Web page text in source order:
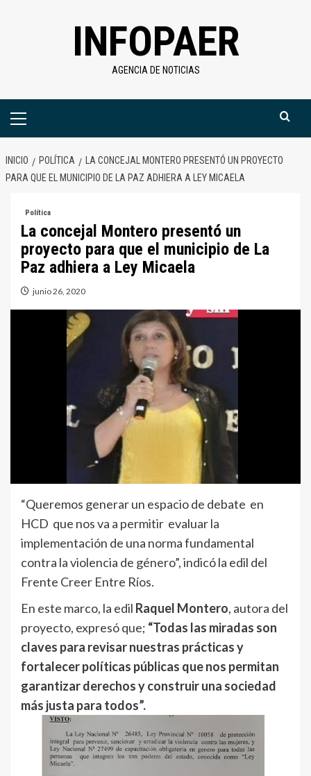
INFOPAER
AGENCIA DE NOTICIAS
Menú
INICIO POLÍTICA
LA CONCEJAL MONTERO PRESENTÓ UN PROYECTO
PARA QUE EL MUNICIPIO DE LA PAZ ADHIERA A LEY MICAELA
Política
La concejal Montero presentó un
proyecto para que el municipio de La
Paz adhiera a Ley Micaela
junio 26, 2020
“Queremos generar un espacio de debate en
HCD que nos va a permitir evaluar la
implementación de una norma fundamental
contra la violencia de género”, indicó la edil del
Frente Creer Entre Ríos.
En este marco, la edil Raquel Montero, autora del
proyecto, expresó que; “Todas las miradas son
claves para revisar nuestras prácticas y
fortalecer políticas públicas que nos permitan
garantizar derechos y construir una sociedad
más justa para todos”.